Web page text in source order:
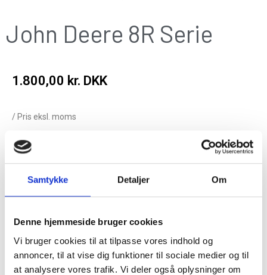
Samtykke Detaljer Om
Denne hjemmeside bruger cookies
Vi bruger cookies til at tilpasse vores indhold og
annoncer, til at vise dig funktioner til sociale medier og til
at analysere vores trafik. Vi deler også oplysninger om
John Deere 8R Serie
1.800,00 kr. DKK
/ Pris eksl. moms